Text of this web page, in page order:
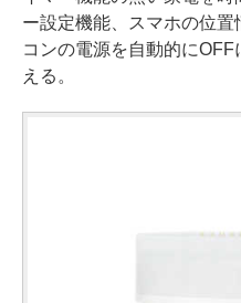
ー設定機能、スマホの位
コンの電源を自動的に
える。